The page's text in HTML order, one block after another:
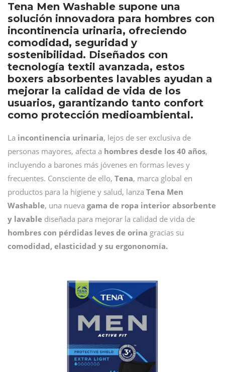
Tena Men Washable supone una
solución innovadora para hombres con
incontinencia urinaria, ofreciendo
comodidad, seguridad y
sostenibilidad. Diseñados con
tecnología textil avanzada, estos
boxers absorbentes lavables ayudan a
mejorar la calidad de vida de los
usuarios, garantizando tanto confort
como protección medioambiental.
La incontinencia urinaria, lejos de ser exclusiva de
personas mayores, afecta a hombres desde los 40 años,
incluyendo a barones más jóvenes en formas leves y
frecuentes. Consciente de ello, Tena, marca global en
productos para la higiene y salud, lanza Tena Men
Washable, una nueva gama de ropa interior absorbente
y lavable diseñada para mejorar la calidad de vida de
hombres con pérdidas leves de orina gracias su
comodidad, elasticidad y su ergononomía.